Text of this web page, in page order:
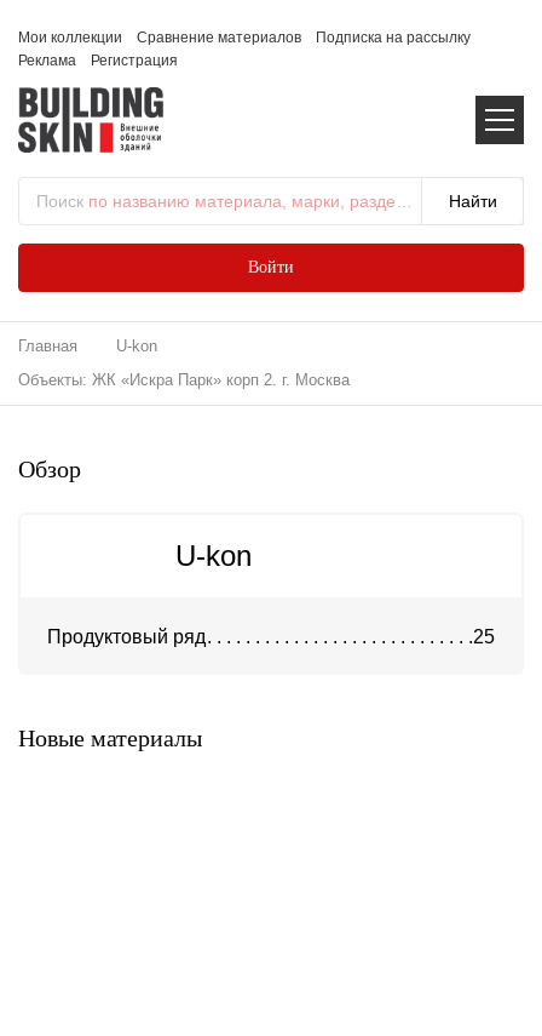
Мои коллекции Сравнение материалов
Подписка на рассылку
Реклама
Регистрация
Поиск по названию материала, марки, раздела...
Войти
Главная
U-kon
Объекты: ЖК «Искра Парк» корп 2. г. Москва
Обзор
U-kon
Продуктовый ряд 25
Новые материалы